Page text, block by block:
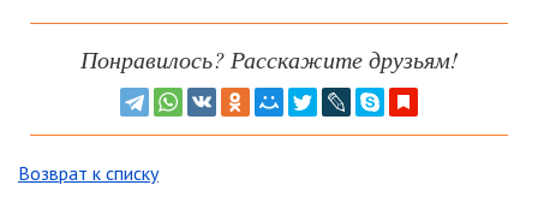
Понравилось? Расскажите друзьям!
Возврат к списку